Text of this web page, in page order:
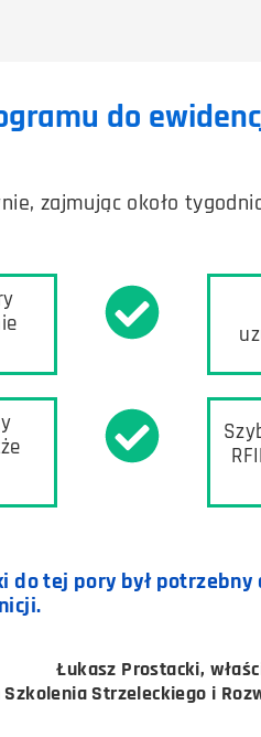
do
zajmując około
do tej pory był potrzebny
Łukasz Prostacki,
Strzeleckiego i